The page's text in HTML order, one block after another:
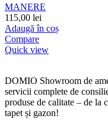
MANERE
115,00 lei
Adaugă în coș
Compare
Quick view
DOMIO Showroom de
servicii complete de
produse de calitate – de la
tapet și gazon!